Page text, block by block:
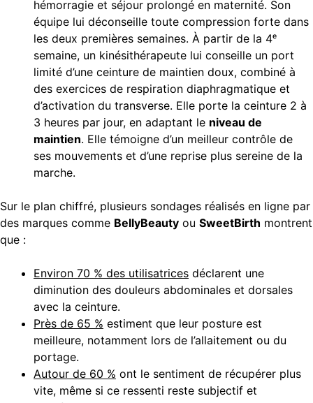
hémorragie et séjour prolongé en maternité. Son
équipe lui déconseille toute compression forte dans
les deux premières semaines. À partir de la 4ᵉ
semaine, un kinésithérapeute lui conseille un port
limité d’une ceinture de maintien doux, combiné à
des exercices de respiration diaphragmatique et
d’activation du transverse. Elle porte la ceinture 2 à
3 heures par jour, en adaptant le niveau de
maintien. Elle témoigne d’un meilleur contrôle de
ses mouvements et d’une reprise plus sereine de la
marche.
Sur le plan chiffré, plusieurs sondages réalisés en ligne par
des marques comme BellyBeauty ou SweetBirth montrent
que :
Environ 70 % des utilisatrices déclarent une
diminution des douleurs abdominales et dorsales
avec la ceinture.
Près de 65 % estiment que leur posture est
meilleure, notamment lors de l’allaitement ou du
portage.
Autour de 60 % ont le sentiment de récupérer plus
vite, même si ce ressenti reste subjectif et